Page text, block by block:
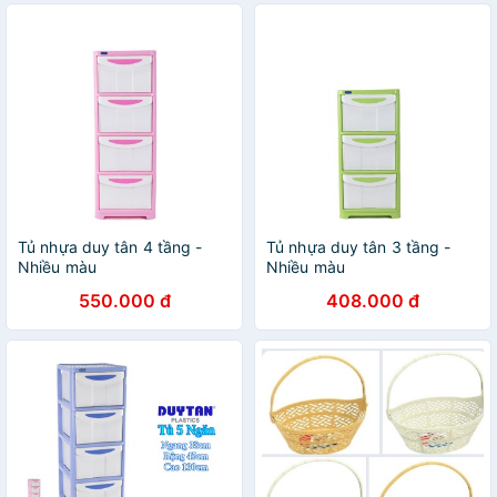
Tủ nhựa duy tân 4 tầng -
Nhiều màu
550.000 đ
Tủ nhựa duy tân 3 tầng -
Nhiều màu
408.000 đ